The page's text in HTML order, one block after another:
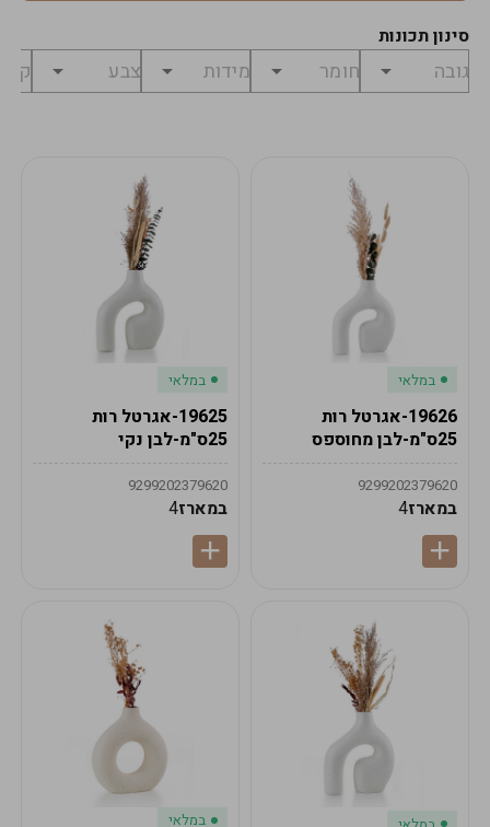
סינון תכונות
במלאי
19626-אגרטל רות
25ס"מ-לבן מחוספס
9299202379620
במארז4
במלאי
19625-אגרטל רות
25ס"מ-לבן נקי
9299202379620
במארז4
במלאי
מחיר
לפני
₪0
לתשלום